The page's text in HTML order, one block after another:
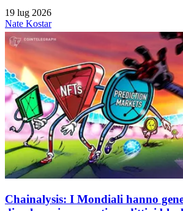
19 lug 2026
Nate Kostar
Chainalysis: I Mondiali hanno